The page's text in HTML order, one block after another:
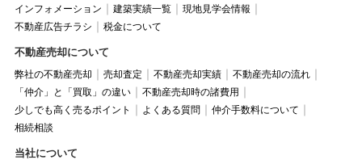
インフォメーション 建築実績一覧
現地見学会情報
不動産広告チラシ
税金について
不動産売却について
弊社の不動産売却 売却査定 不動産売却実績
不動産売却の流れ
「仲介」と「買取」の違い
不動産売却時の諸費用
少しでも高く売るポイント
よくある質問
仲介手数料について
相続相談
当社について